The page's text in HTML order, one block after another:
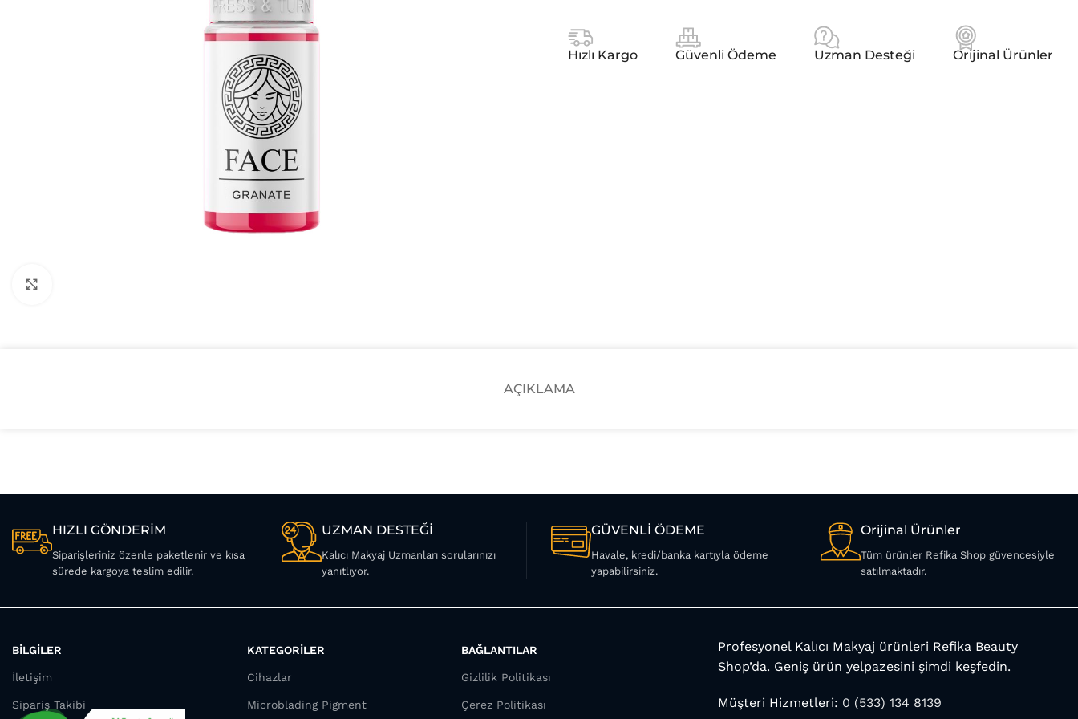
Hızlı Kargo Güvenli Ödeme Uzman Desteği Orijinal Ürünler
AÇIKLAMA
HIZLI GÖNDERİM
Siparişleriniz özenle paketlenir ve kısa
sürede kargoya teslim edilir.
UZMAN DESTEĞİ
Kalıcı Makyaj Uzmanları sorularınızı
yanıtlıyor.
GÜVENLİ ÖDEME
Havale, kredi/banka kartıyla ödeme
yapabilirsiniz.
Orijinal Ürünler
Tüm ürünler Refika Shop güvencesiyle
satılmaktadır.
BİLGİLER
İletişim
Sipariş Takibi
KATEGORİLER
Cihazlar
Microblading Pigment
BAĞLANTILAR
Gizlilik Politikası
Çerez Politikası
Profesyonel Kalıcı Makyaj ürünleri Refika Beauty
Shop’da. Geniş ürün yelpazesini şimdi keşfedin.
Müşteri Hizmetleri: 0 (533) 134 8139